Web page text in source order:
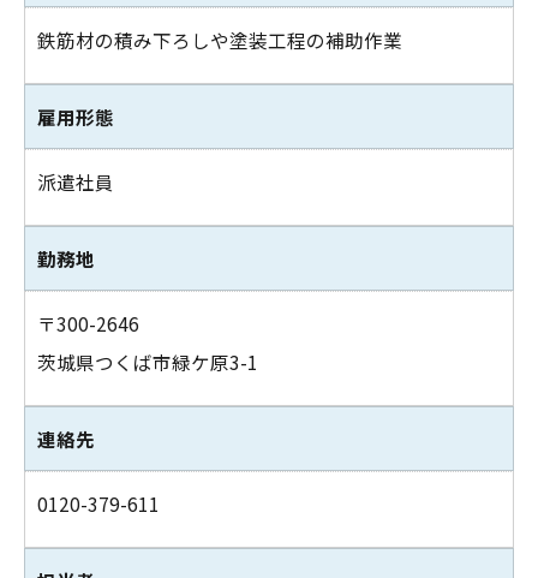
鉄筋材の積み下ろしや塗装工程の補助作業
雇用形態
派遣社員
勤務地
〒300-2646
茨城県つくば市緑ケ原3-1
連絡先
0120-379-611